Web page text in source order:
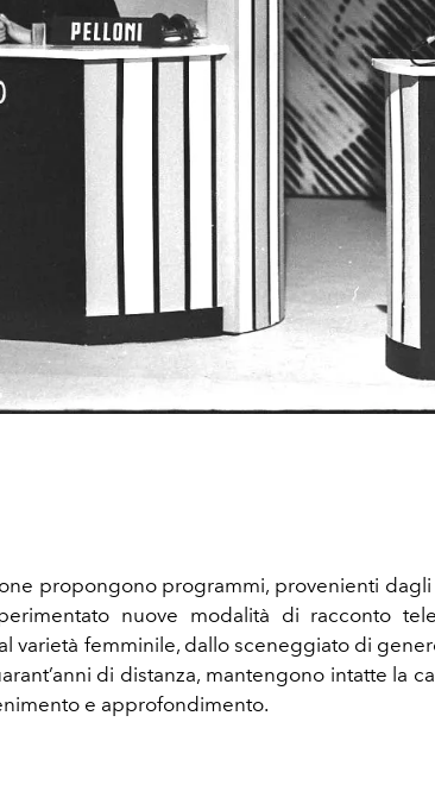
propongono programmi, provenienti dagli
nuove modalità di racconto
varietà femminile, dallo sceneggiato di
di distanza, mantengono intatte la
e approfondimento.